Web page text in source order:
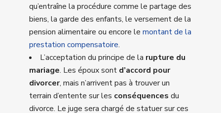
qu’entraîne la procédure comme le partage des
biens, la garde des enfants, le versement de la
pension alimentaire ou encore le montant de la
prestation compensatoire.
L’acceptation du principe de la rupture du
mariage. Les époux sont d’accord pour
divorcer, mais n’arrivent pas à trouver un
terrain d’entente sur les conséquences du
divorce. Le juge sera chargé de statuer sur ces